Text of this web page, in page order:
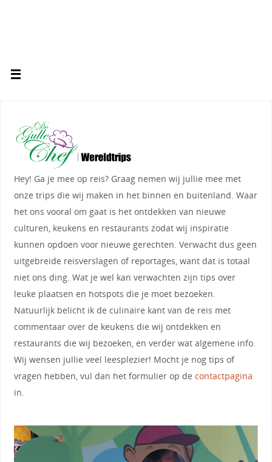
Hey! Ga je mee op reis? Graag nemen wij jullie mee met
onze trips die wij maken in het binnen en buitenland. Waar
het ons vooral om gaat is het ontdekken van nieuwe
culturen, keukens en restaurants zodat wij inspiratie
kunnen opdoen voor nieuwe gerechten. Verwacht dus geen
uitgebreide reisverslagen of reportages, want dat is totaal
niet ons ding. Wat je wel kan verwachten zijn tips over
leuke plaatsen en hotspots die je moet bezoeken.
Natuurlijk belicht ik de culinaire kant van de reis met
commentaar over de keukens die wij ontdekken en
restaurants die wij bezoeken, en verder wat algemene info.
Wij wensen jullie veel leesplezier! Mocht je nog tips of
vragen hebben, vul dan het formulier op de contactpagina
in.